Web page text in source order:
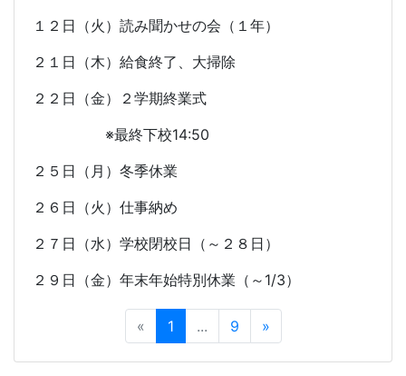
１２日（火）読み聞かせの会（１年）
２１日（木）給食終了、大掃除
２２日（金）２学期終業式
※最終下校14:50
２５日（月）冬季休業
２６日（火）仕事納め
２７日（水）学校閉校日（～２８日）
２９日（金）年末年始特別休業（～ 1/3）
« 1 ... 9 »